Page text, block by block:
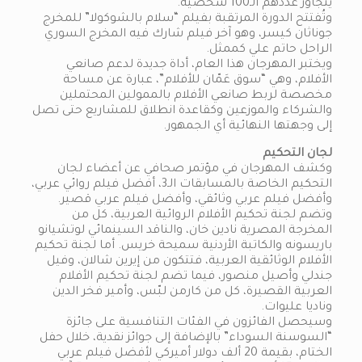
يتجاوز عددهم الـ100 شخصية.
وتُفتتح الدورة المرتقبة بفيلم “سلام بالشوكولا” للمخرج
جوناثان كيسر، وهو آخر فيلم شارك فيه المخرج السوري
الراحل حاتم علي كممثل.
ويختبر المهرجان هذا العام، أداة جديدة لدعم صانعي
الأفلام، وهي “سوق عَمّان للأفلام”، عبارة عن مساحة
مخصصة لربط صانعي الأفلام بالممولين المحتملين
والشركاء والموزعين وكقاعدة انطلاق للمشاريع حتى تصل
إلى وجهتها النهائية أي الجمهور.
لجان التحكيم
وكشف المهرجان في مؤتمر صحافي عن أعضاء لجان
التحكيم الخاصة بالمسابقات الـ3، أفضل فيلم روائي عربي،
وأفضل فيلم عربي وثائقي، وأفضل فيلم عربي قصير.
وتضم لجنة تحكيم الأفلام الروائية العربية، كل من
المخرجة المصرية نادين خان، والناقد السينمائي لوتشيانو
باريسونه والكاتبة الأردنية سميحة خريس. أما لجنة تحكيم
الأفلام الوثائقية العربية، فتتكون من إيرين شالان، وفيل
جندلي وأصيل منصور، فيما تضم لجنة تحكيم الأفلام
العربية القصيرة، كل من كارمن لبّس، وأمير فخر الدين
وناديا عليوات.
وسيحصل الفائزون في الفئات التنافسية على جائزة
“السوسنة السوداء” بالإضافة إلى جوائز نقدية، خلال حفل
الختام، بقيمة 20 ألف دولار أميركي لأفضل فيلم عربي